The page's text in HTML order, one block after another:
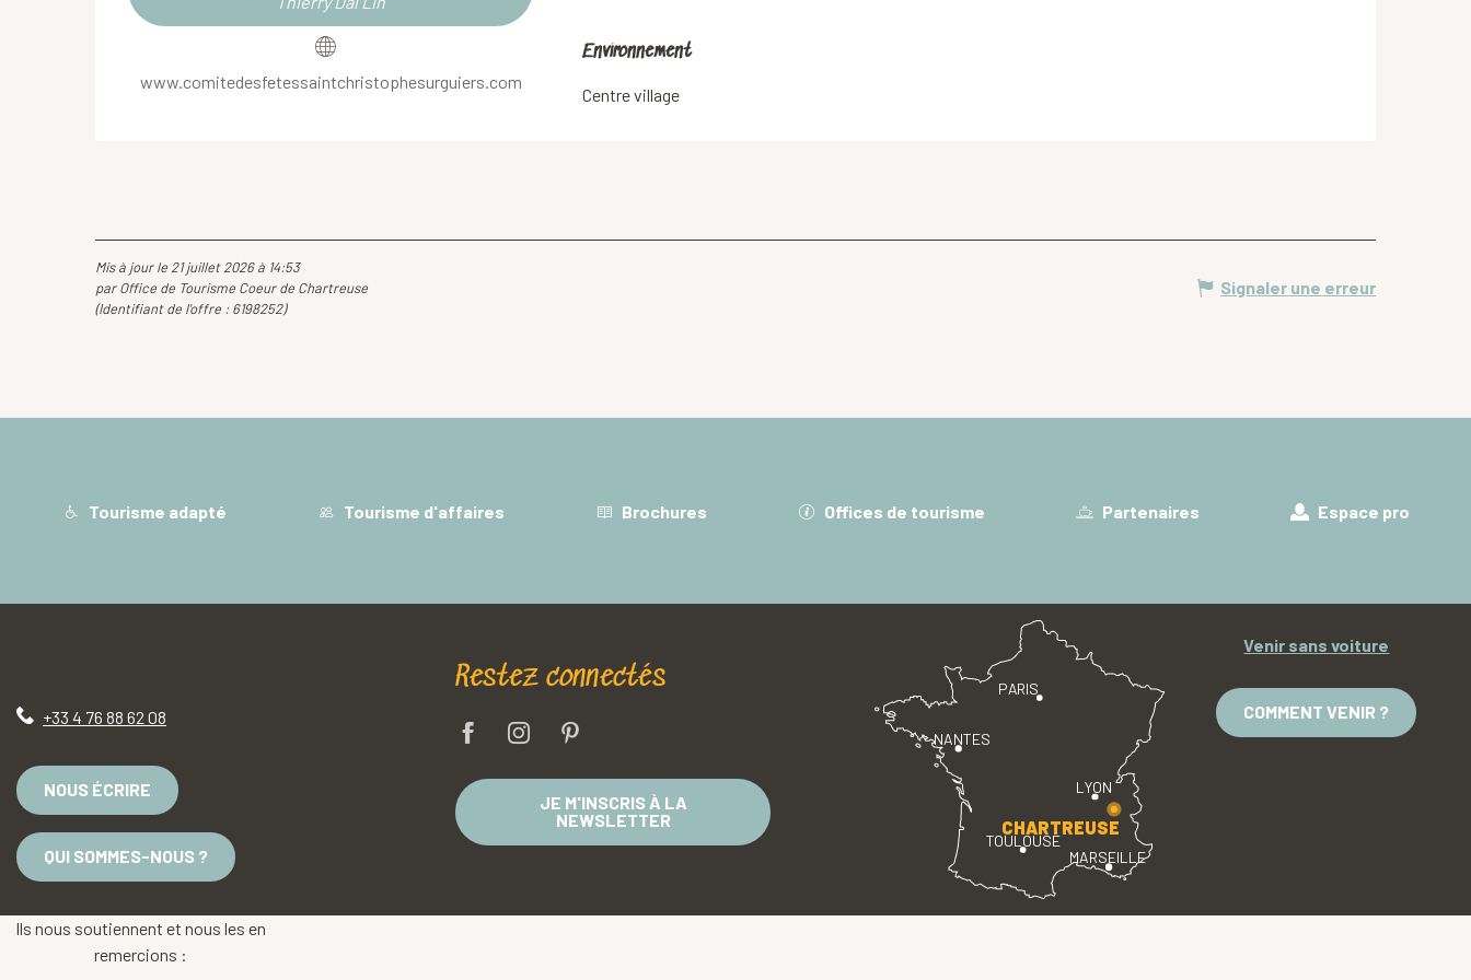
www.comitedesfetessaintchristophesurguiers.com
Environnement
Environnement
Centre village
Mis à jour le 21 juillet 2026 à 14:53
par Office de Tourisme Coeur de Chartreuse
(Identifiant de l'offre : 6198252)
Signaler une erreur
Tourisme adapté Tourisme d'affaires Brochures Offices de tourisme Partenaires Espace pro
+33 4 76 88 62 08
NOUS ÉCRIRE
QUI SOMMES-NOUS ?
Restez connectés
JE M'INSCRIS À LA
NEWSLETTER
PARIS
LYON
TOULOUSE
MARSEILLE
NANTES
CHARTREUSE
Venir sans voiture
COMMENT VENIR ?
Ils nous soutiennent et nous les en
remercions :